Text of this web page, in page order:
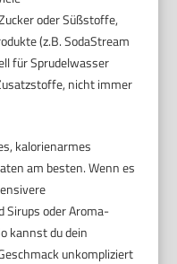
oder Süßstoffe,
(z.B. SodaStream
für Sprudelwasser
nicht immer
kalorienarmes
am besten. Wenn es
Sirups oder Aroma-
kannst du dein
unkompliziert